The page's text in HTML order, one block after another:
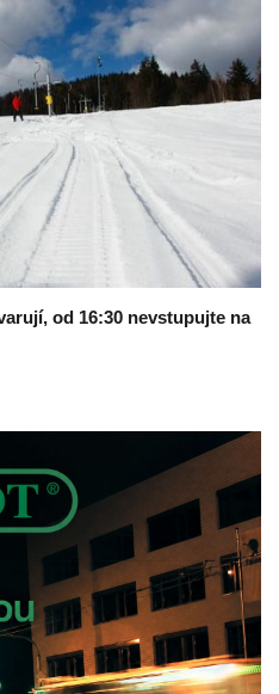
od 16:30 nevstupujte na